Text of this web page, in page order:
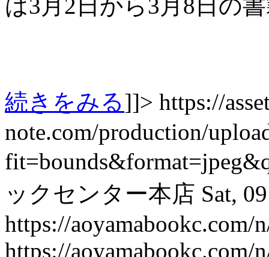
は3月2日から3月8日の
続きをみる]]> https://
note.com/production/
ックセンター本店 Sat,
https://aoyamabookc.com/
https://aoyamabookc.com/